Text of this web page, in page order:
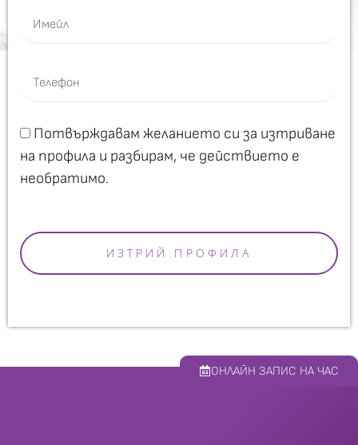
Потвърждавам желанието си за изтриване
на профила и разбирам, че действието е
необратимо.
ИЗТРИЙ ПРОФИЛА
ОНЛАЙН ЗАПИС НА ЧАС